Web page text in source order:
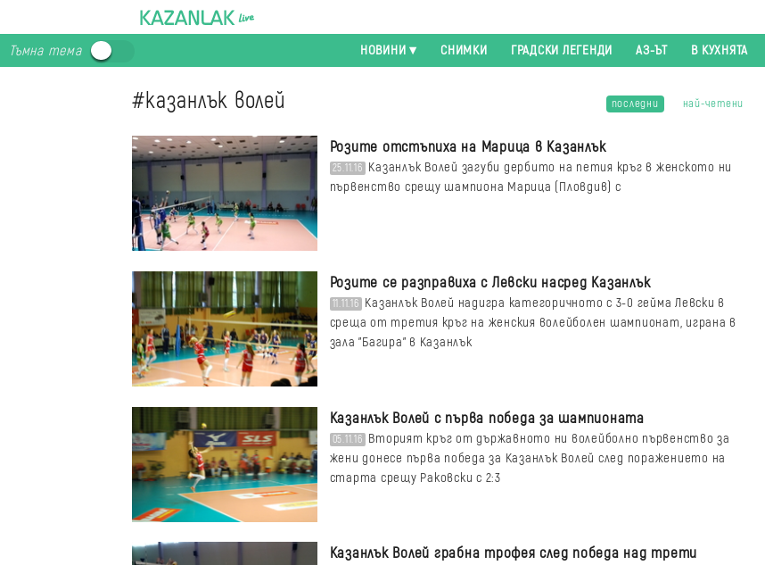
НОВИНИ СНИМКИ ГРАДСКИ ЛЕГЕНДИ АЗ-ЪТ В КУХНЯТА
Тъмна тема
#казанлък волей последни най-четени
Розите отстъпиха на Марица в Казанлък
25.11.16 Казанлък Волей загуби дербито на петия кръг в женското ни
първенство срещу шампиона Марица (Пловдив) с
Розите се разправиха с Левски насред Казанлък
11.11.16 Казанлък Волей надигра категоричното с 3-0 гейма Левски в
среща от третия кръг на женския волейболен шампионат, играна в
зала "Багира" в Казанлък
Казанлък Волей с първа победа за шампионата
05.11.16 Вторият кръг от държавното ни волейболно първенство за
жени донесе първа победа за Казанлък Волей след поражението на
старта срещу Раковски с 2:3
Казанлък Волей грабна трофея след победа над трети